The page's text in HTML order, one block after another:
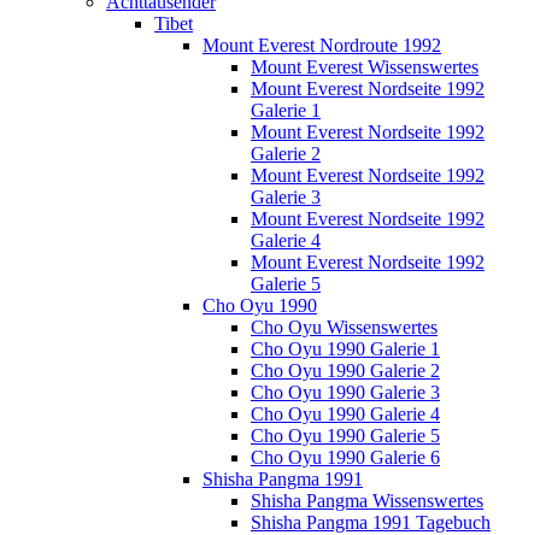
Tibet
Mount Everest Nordroute 1992
Mount Everest Wissenswertes
Mount Everest Nordseite 1992
Galerie 1
Mount Everest Nordseite 1992
Galerie 2
Mount Everest Nordseite 1992
Galerie 3
Mount Everest Nordseite 1992
Galerie 4
Mount Everest Nordseite 1992
Galerie 5
Cho Oyu 1990
Cho Oyu Wissenswertes
Cho Oyu 1990 Galerie 1
Cho Oyu 1990 Galerie 2
Cho Oyu 1990 Galerie 3
Cho Oyu 1990 Galerie 4
Cho Oyu 1990 Galerie 5
Cho Oyu 1990 Galerie 6
Shisha Pangma 1991
Shisha Pangma Wissenswertes
Shisha Pangma 1991 Tagebuch